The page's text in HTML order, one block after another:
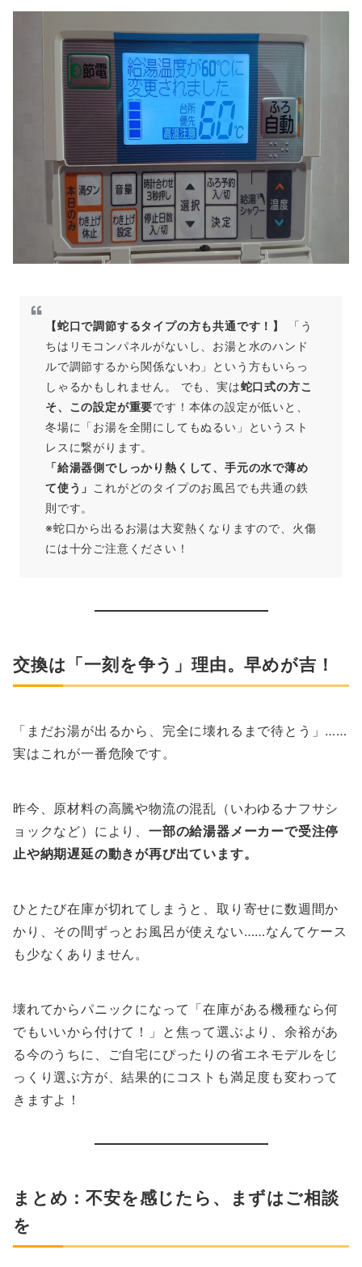
【蛇口で調節するタイプの方も共通です！】
「う
ちはリモコンパネルがないし、お湯と水のハンド
ルで調節するから関係ないわ」という方もいらっ
しゃるかもしれません。 でも、実は蛇口式の方こ
そ、この設定が重要です！本体の設定が低いと、
冬場に「お湯を全開にしてもぬるい」というスト
レスに繋がります。
「給湯器側でしっかり熱くして、手元の水で薄め
て使う」 これがどのタイプのお風呂でも共通の鉄
則です。
※蛇口から出るお湯は大変熱くなりますので、火傷
には十分ご注意ください！
交換は「一刻を争う」理由。早めが吉！
「まだお湯が出るから、完全に壊れるまで待とう」……
実はこれが一番危険です。
昨今、原材料の高騰や物流の混乱（いわゆるナフサシ
ョックなど）により、 一部の給湯器メーカーで受注停
止や納期遅延の動きが再び出ています。
ひとたび在庫が切れてしまうと、取り寄せに数週間か
かり、その間ずっとお風呂が使えない……なんてケース
も少なくありません。
壊れてからパニックになって「在庫がある機種なら何
でもいいから付けて！」と焦って選ぶより、余裕があ
る今のうちに、ご自宅にぴったりの省エネモデルをじ
っくり選ぶ方が、結果的にコストも満足度も変わって
きますよ！
まとめ：不安を感じたら、まずはご相談
を